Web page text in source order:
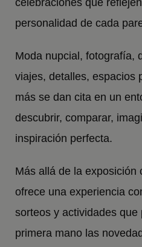
celebraciones que
personalidad de cada
Moda nupcial, fotografía,
viajes, detalles, espacios
más se dan cita en un
descubrir, comparar,
inspiración perfecta.
Más allá de la exposición
ofrece una experiencia
sorteos y actividades
primera mano las